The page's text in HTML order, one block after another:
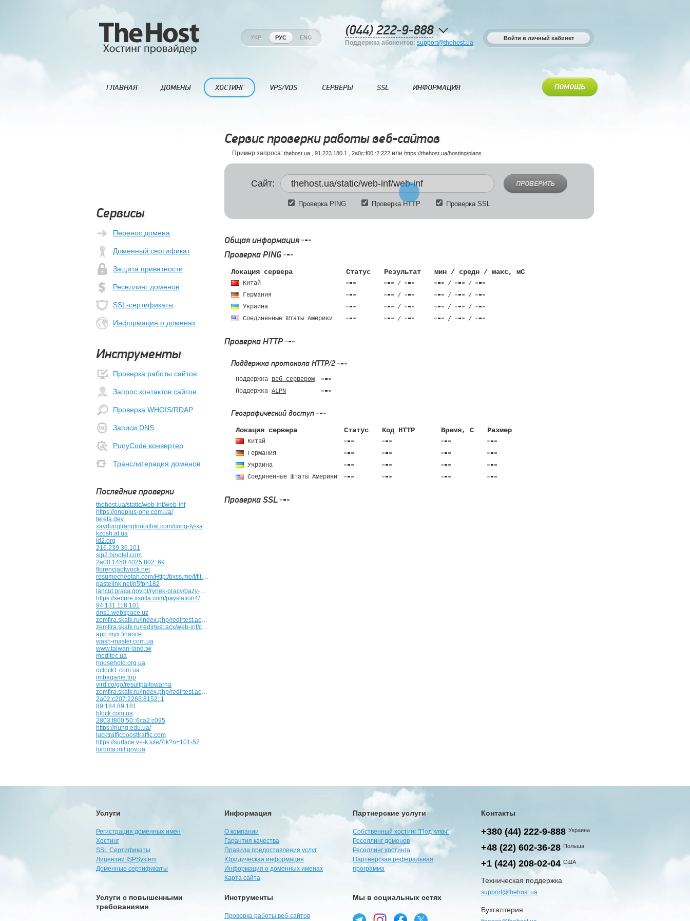
УКР РУС ENG (044) 222-9-888
Поддержка абонентов: support@thehost.ua
Войти в личный кабинет
ГЛАВНАЯ ДОМЕНЫ ХОСТИНГ VPS/VDS СЕРВЕРЫ SSL ИНФОРМАЦИЯ ПОМОЩЬ
Сервисы
Перенос домена
Доменный сертификат
Защита приватности
Реселлинг доменов
SSL-сертификаты
Информация о доменах
Инструменты
Проверка работы сайтов
Запрос контактов сайтов
Проверка WHOIS/RDAP
Записи DNS
PunyCode конвертер
Транслитерация доменов
Последние проверки
thehost.ua/static/web-inf/web-inf
https://oneplus-one.com.ua/
tereta.dev
xaydungtrangtrinoithat.com/cong-ty-xay-dung-tai-dak-nong
kzosh.at.ua
id2.org
216.239.36.101
sip2.binotel.com
2a00:1450:4025:802::69
florencjaotwock.net
resumecheetah.com/Http:/bxss.me/t/fit.txt/mastering-adaptability/all-about-adult-seo/simple-ways-to-increase-the-value-of-your-home/prismotube-post-a-comment-guest-nameZWNZlbC5/
pastelink.net/n5fpn182
lancut.praca.gov.pl/rynek-pracy/bazy-danych/klasyfikacja-zawodow-i-specjalnosci/wyszukiwarka-opisow-zawodow/../-/klasyfikacja_zawodow/zawod/315217
https://secure.xsolla.com/paystation4/payment/credit-card?token=fhun6ikrzlwlrpscjusw6ywnylybqiz9_lc_en_bg_ffffff_tb_3d46f5
94.131.118.101
dns1.webspace.uz
zemfira.skatk.ru/index.php/redirtest.acx/redirtest.acx/web-inf/.../.../.../.../.../.../.../.../windows/win.ini
zemfira.skatk.ru/redirtest.acx/web-inf/c:/windows/win.ini/..../..../..../..../..../..../..../..../etc/passwd
app.myx.finance
wash-master.com.ua
www.taiwan-land.tw
meditec.ua
household.org.ua
oclock1.com.ua
imbagame.top
vird.co/go/resultpaitowarna
zemfira.skatk.ru/index.php/redirtest.acx/redirtest.acx/etc
2a02:c207:2265:8152::1
89.184.89.181
block.com.ua
2803:f800:50::6ca2:c095
https://nung.edu.ua/
lucktrafficboosttraffic.com
https://surface.v-i-k.site/7ik?n=101-52
turbota.mil.gov.ua
Сервис проверки работы веб-сайтов
Пример запроса: thehost.ua , 91.223.180.1 , 2a0c:f00::2:222 или https://thehost.ua/hosting/plans
Сайт: ПРОВЕРИТЬ
Проверка PING Проверка HTTP Проверка SSL
Общая информация
Проверка PING
Локация сервера Статус Результат мин / средн / макс, мС
Китай / /
/
Германия
/ /
/
Украина
/ /
/
Соединенные Штаты Америки
/ / /
Проверка HTTP
Поддержка протокола HTTP/2
Поддержка веб-сервером
Поддержка ALPN
Географический доступ
Локация сервера Статус Код HTTP Время, C Размер
Китай
Германия
Украина
Соединенные Штаты Америки
Проверка SSL
Услуги
Регистрация доменных имен
Хостинг
SSL Сертификаты
Лицензии ISPSystem
Доменные сертификаты
Информация
О компании
Гарантия качества
Правила предоставления услуг
Юридическая информация
Информация о доменных именах
Карта сайта
Партнерские услуги
Собственный хостинг "Под ключ"
Реселлинг доменов
Реселлинг хостинга
Партнерская реферальная
программа
Услуги с повышенными
требованиями
Инструменты
Проверка работы веб-сайтов
Мы в социальных сетях
Контакты
+380 (44) 222-9-888 Украина
+48 (22) 602-36-28 Польша
+1 (424) 208-02-04 США
Техническая поддержка
support@thehost.ua
Бухгалтерия